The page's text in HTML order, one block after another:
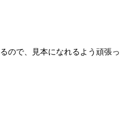
ので、見本になれるよう頑張っ